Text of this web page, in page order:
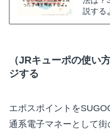
説する
（JRキューポの使い
ジする
エポスポイントを
通系電子マネーとして